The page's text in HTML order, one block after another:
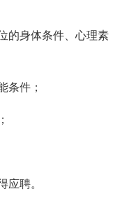
的身体条件、心理素
条件；
应聘。